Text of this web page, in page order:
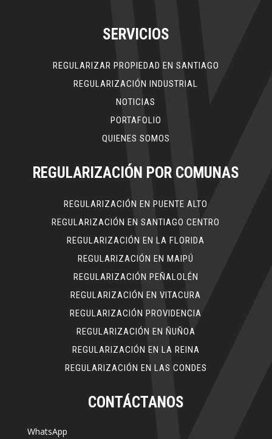
SERVICIOS
REGULARIZAR PROPIEDAD EN SANTIAGO
REGULARIZACIÓN INDUSTRIAL
NOTICIAS
PORTAFOLIO
QUIENES SOMOS
REGULARIZACIÓN POR COMUNAS
REGULARIZACIÓN EN PUENTE ALTO
REGULARIZACIÓN EN SANTIAGO CENTRO
REGULARIZACIÓN EN LA FLORIDA
REGULARIZACIÓN EN MAIPÚ
REGULARIZACIÓN PEÑALOLÉN
REGULARIZACIÓN EN VITACURA
REGULARIZACIÓN PROVIDENCIA
REGULARIZACIÓN EN ÑUÑOA
REGULARIZACIÓN EN LA REINA
REGULARIZACIÓN EN LAS CONDES
CONTÁCTANOS
WhatsApp